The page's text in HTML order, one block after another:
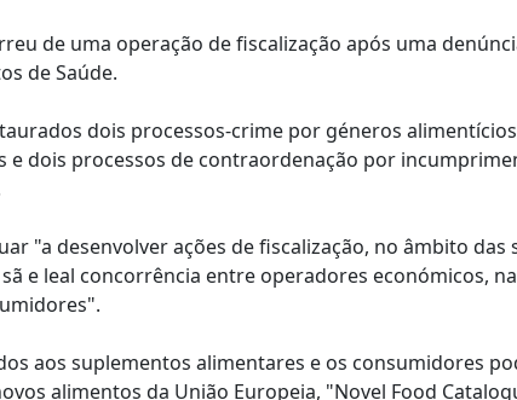
de uma operação de fiscalização após uma
de Saúde.
dois processos-crime por géneros
e dois processos de contraordenação por
"a desenvolver ações de fiscalização, no âmbito das
e leal concorrência entre operadores económicos,
aos suplementos alimentares e os consumidores
alimentos da União Europeia, "Novel Food